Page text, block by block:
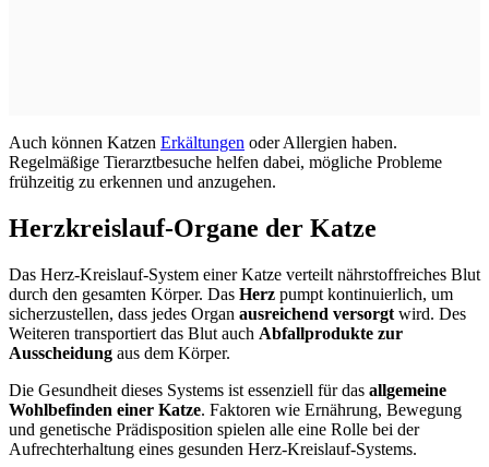
Auch können Katzen Erkältungen oder Allergien haben.
Regelmäßige Tierarztbesuche helfen dabei, mögliche Probleme
frühzeitig zu erkennen und anzugehen.
Herzkreislauf-Organe der Katze
Das Herz-Kreislauf-System einer Katze verteilt nährstoffreiches Blut
durch den gesamten Körper. Das Herz pumpt kontinuierlich, um
sicherzustellen, dass jedes Organ ausreichend versorgt wird. Des
Weiteren transportiert das Blut auch Abfallprodukte zur
Ausscheidung aus dem Körper.
Die Gesundheit dieses Systems ist essenziell für das allgemeine
Wohlbefinden einer Katze. Faktoren wie Ernährung, Bewegung
und genetische Prädisposition spielen alle eine Rolle bei der
Aufrechterhaltung eines gesunden Herz-Kreislauf-Systems.